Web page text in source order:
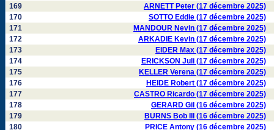
169
ARNETT Peter (17 décembre 2025)
170
SOTTO Eddie (17 décembre 2025)
171
MANDOUR Nevin (17 décembre 2025)
172
ARKADIE Kevin (17 décembre 2025)
173
EIDER Max (17 décembre 2025)
174
ERICKSON Juli (17 décembre 2025)
175
KELLER Verena (17 décembre 2025)
176
HEIDE Robert (17 décembre 2025)
177
CASTRO Ricardo (17 décembre 2025)
178
GERARD Gil (16 décembre 2025)
179
BURNS Bob III (16 décembre 2025)
180
PRICE Antony (16 décembre 2025)